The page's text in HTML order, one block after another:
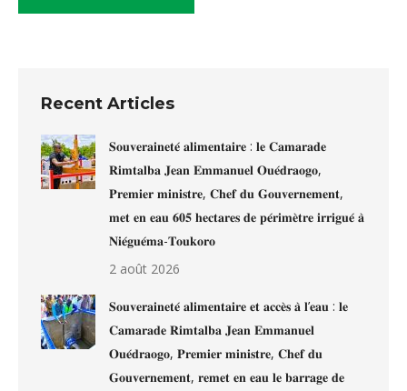
Recent Articles
𝐒𝐨𝐮𝐯𝐞𝐫𝐚𝐢𝐧𝐞𝐭𝐞́ 𝐚𝐥𝐢𝐦𝐞𝐧𝐭𝐚𝐢𝐫𝐞 : 𝐥𝐞 𝐂𝐚𝐦𝐚𝐫𝐚𝐝𝐞
𝐑𝐢𝐦𝐭𝐚𝐥𝐛𝐚 𝐉𝐞𝐚𝐧 𝐄𝐦𝐦𝐚𝐧𝐮𝐞𝐥 𝐎𝐮𝐞́𝐝𝐫𝐚𝐨𝐠𝐨,
𝐏𝐫𝐞𝐦𝐢𝐞𝐫 𝐦𝐢𝐧𝐢𝐬𝐭𝐫𝐞, 𝐂𝐡𝐞𝐟 𝐝𝐮 𝐆𝐨𝐮𝐯𝐞𝐫𝐧𝐞𝐦𝐞𝐧𝐭,
𝐦𝐞𝐭 𝐞𝐧 𝐞𝐚𝐮 𝟔𝟎𝟓 𝐡𝐞𝐜𝐭𝐚𝐫𝐞𝐬 𝐝𝐞 𝐩𝐞́𝐫𝐢𝐦𝐞̀𝐭𝐫𝐞 𝐢𝐫𝐫𝐢𝐠𝐮𝐞́ 𝐚̀
𝐍𝐢𝐞́𝐠𝐮𝐞́𝐦𝐚-𝐓𝐨𝐮𝐤𝐨𝐫𝐨
2 août 2026
𝐒𝐨𝐮𝐯𝐞𝐫𝐚𝐢𝐧𝐞𝐭𝐞́ 𝐚𝐥𝐢𝐦𝐞𝐧𝐭𝐚𝐢𝐫𝐞 𝐞𝐭 𝐚𝐜𝐜𝐞̀𝐬 𝐚̀ 𝐥’𝐞𝐚𝐮 : 𝐥𝐞
𝐂𝐚𝐦𝐚𝐫𝐚𝐝𝐞 𝐑𝐢𝐦𝐭𝐚𝐥𝐛𝐚 𝐉𝐞𝐚𝐧 𝐄𝐦𝐦𝐚𝐧𝐮𝐞𝐥
𝐎𝐮𝐞́𝐝𝐫𝐚𝐨𝐠𝐨, 𝐏𝐫𝐞𝐦𝐢𝐞𝐫 𝐦𝐢𝐧𝐢𝐬𝐭𝐫𝐞, 𝐂𝐡𝐞𝐟 𝐝𝐮
𝐆𝐨𝐮𝐯𝐞𝐫𝐧𝐞𝐦𝐞𝐧𝐭, 𝐫𝐞𝐦𝐞𝐭 𝐞𝐧 𝐞𝐚𝐮 𝐥𝐞 𝐛𝐚𝐫𝐫𝐚𝐠𝐞 𝐝𝐞